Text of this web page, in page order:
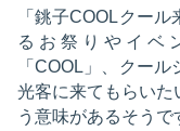
「銚子COOLクー
るお祭りやイベ
「COOL」、クー
光客に来てもらいた
う意味があるそう